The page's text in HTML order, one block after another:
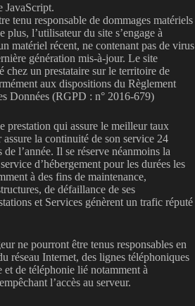
JavaScript.
tenu responsable de dommages matériels
plus, l’utilisateur du site s’engage à
matériel récent, ne contenant pas de virus
génération mis-à-jour. Le site
chez un prestataire sur le territoire de
aux dispositions du Règlement
Données (RGPD : n° 2016-679)
prestation qui assure le meilleur taux
assure la continuité de son service 24
l’année. Il se réserve néanmoins la
d’hébergement pour les durées les
à des fins de maintenance,
de défaillance de ses
et Services génèrent un trafic réputé
ne pourront être tenus responsables en
réseau Internet, des lignes téléphoniques
de téléphonie lié notamment à
l’accès au serveur.